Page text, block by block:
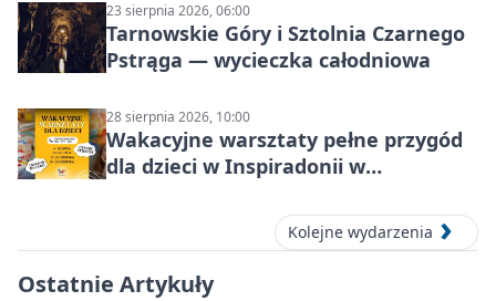
23 sierpnia 2026, 06:00
Tarnowskie Góry i Sztolnia Czarnego
Pstrąga — wycieczka całodniowa
28 sierpnia 2026, 10:00
Wakacyjne warsztaty pełne przygód
dla dzieci w Inspiradonii w
Kolejne wydarzenia
Ostatnie Artykuły